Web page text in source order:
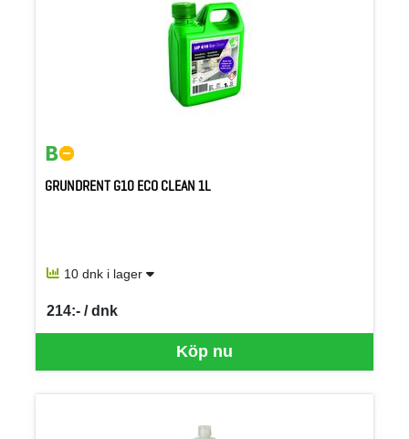
GRUNDRENT G10 ECO CLEAN 1L
10 dnk i lager
Köp nu
214:- / dnk
SEK per DNK